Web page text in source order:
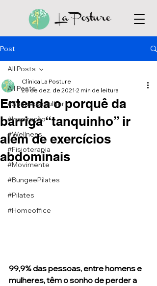
Post
All Posts
#Saúdedamulher
#Inspiração
#Wellness
#Fisioterapia
#Movimente
#BungeePilates
#Pilates
#Homeoffice
All Posts
Entenda o porquê da
barriga “tanquinho” ir
além de exercícios
abdominais
Clínica La Posture
20 de dez. de 2021 2 min de leitura
99,9% das pessoas, entre homens e
mulheres, têm o sonho de perder a